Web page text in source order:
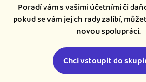
Poradí vám s vašimi účetními či
pokud se vám jejich rady zalíbí,
novou spolupráci.
Chci vstoupit do